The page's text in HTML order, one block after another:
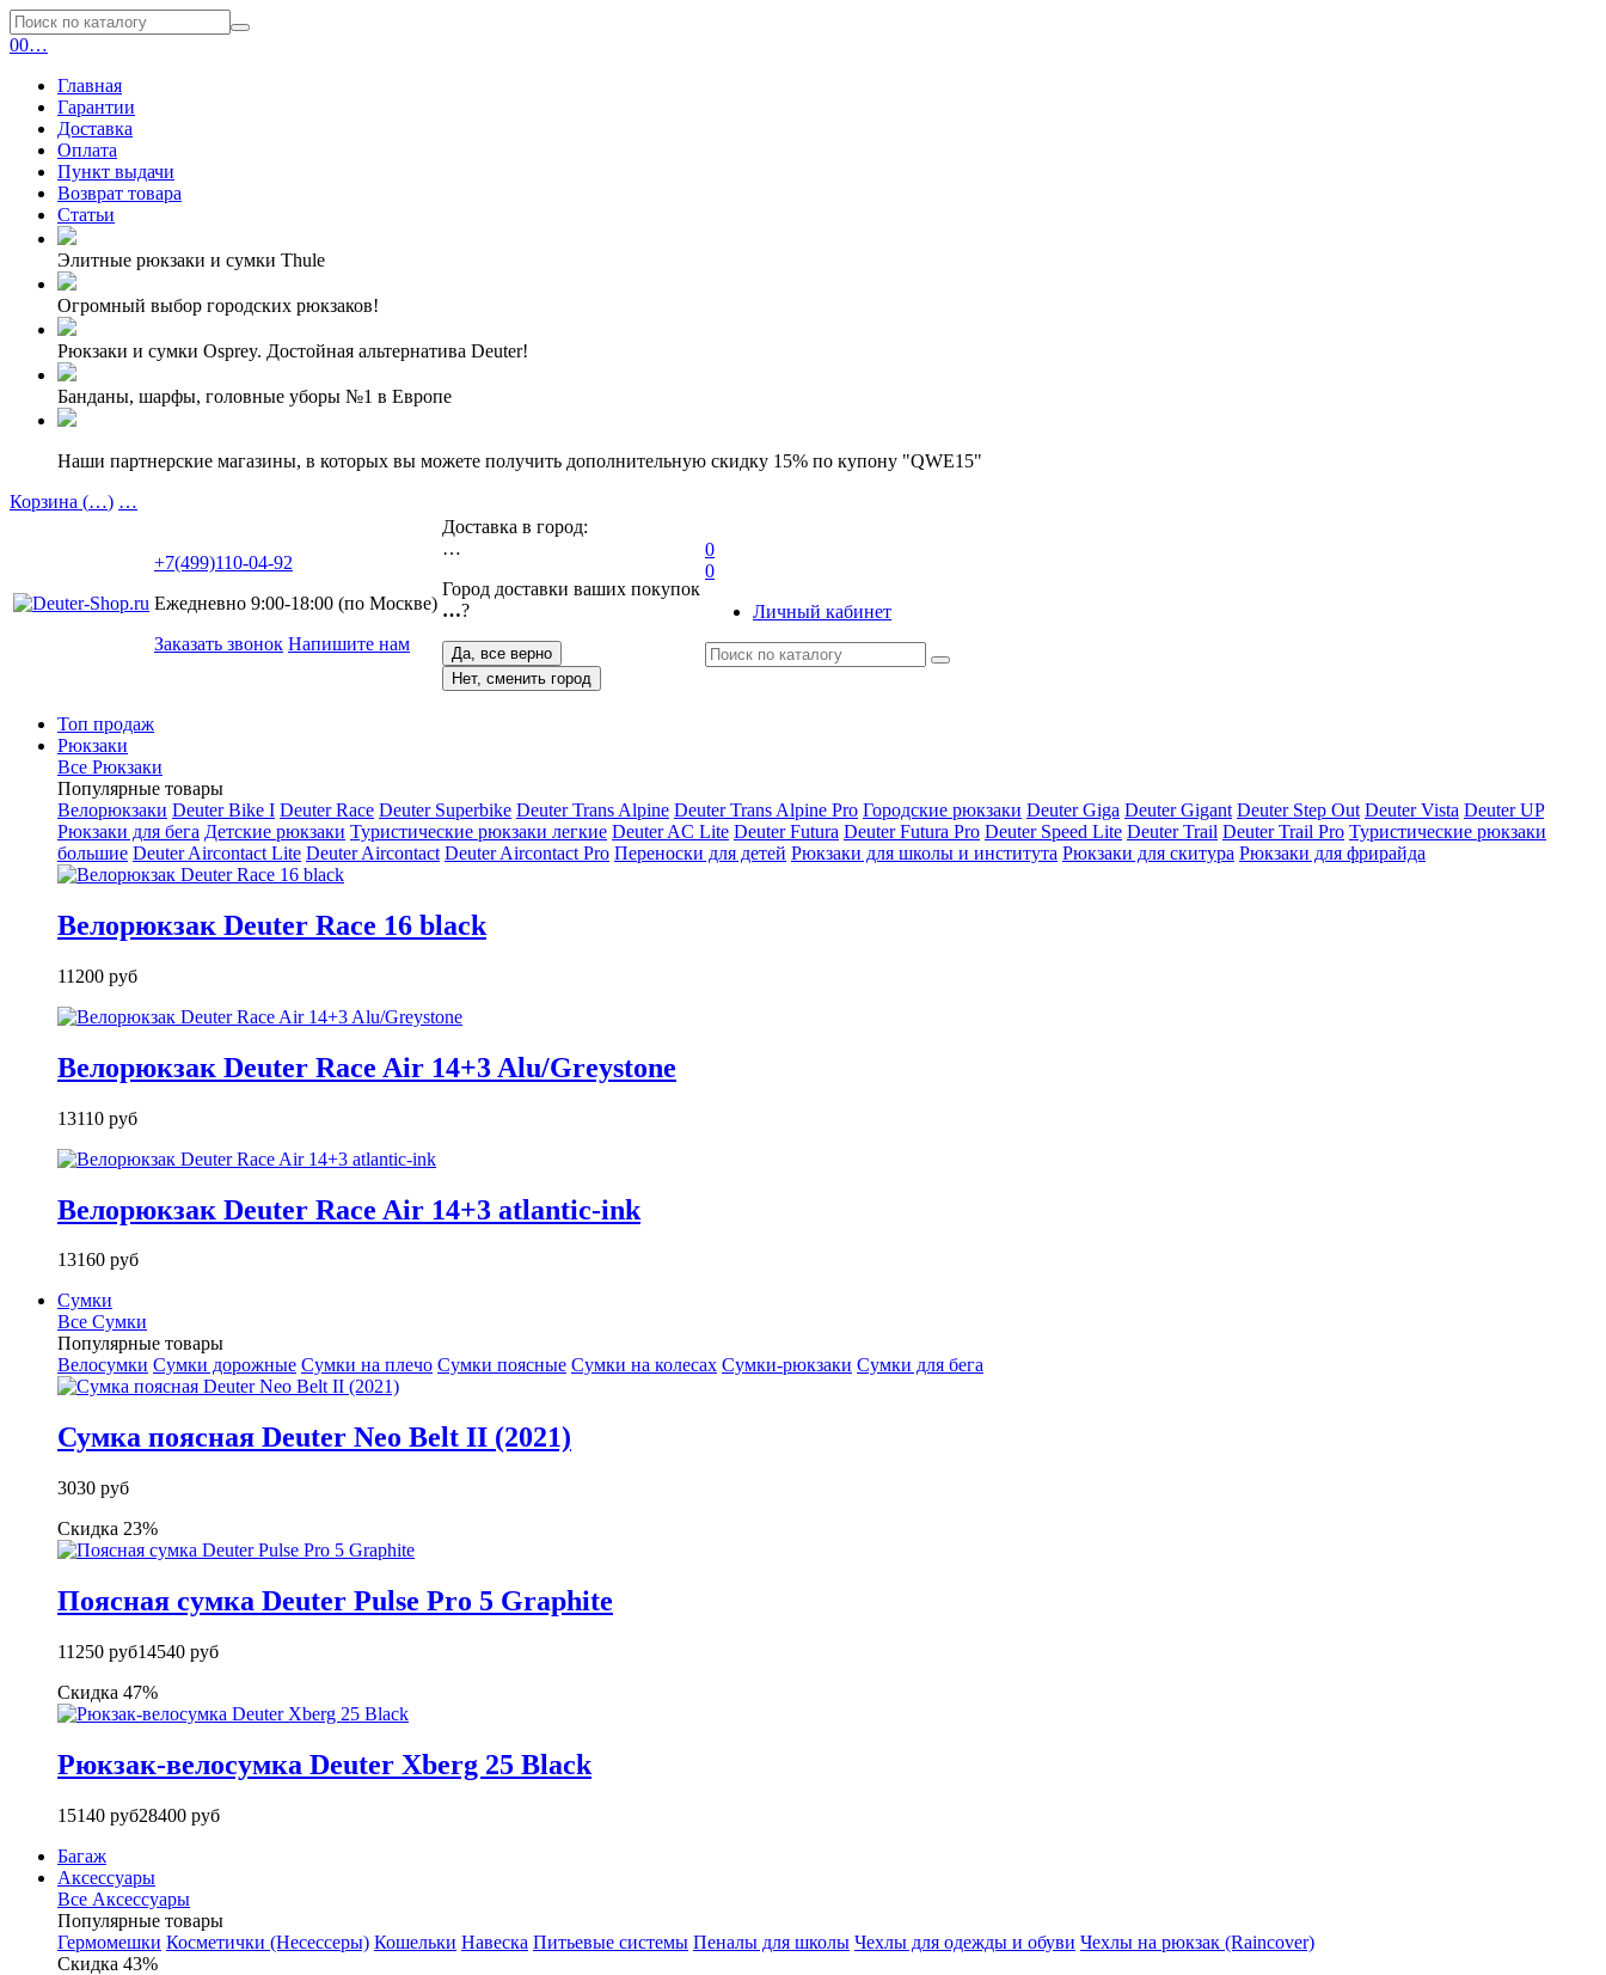
00…
Главная
Гарантии
Доставка
Оплата
Пункт выдачи
Возврат товара
Статьи
Элитные рюкзаки и сумки Thule
Огромный выбор городских рюкзаков!
Рюкзаки и сумки Osprey. Достойная альтернатива Deuter!
Банданы, шарфы, головные уборы №1 в Европе
Наши партнерские магазины, в которых вы можете получить дополнительную скидку 15% по купону "QWE15"
Корзина (…) …
+7(499)110-04-92
Ежедневно 9:00-18:00 (по Москве)
Заказать звонок Напишите нам
Доставка в город:
…
Город доставки ваших покупок
…?
Да, все верно
Нет, сменить город
0
0
Личный кабинет
Топ продаж
Рюкзаки
Все Рюкзаки
Популярные товары
Велорюкзаки Deuter Bike I Deuter Race Deuter Superbike Deuter Trans Alpine Deuter Trans Alpine Pro Городские рюкзаки Deuter Giga Deuter Gigant Deuter Step Out Deuter Vista Deuter UP
Рюкзаки для бега Детские рюкзаки Туристические рюкзаки легкие Deuter AС Lite Deuter Futura Deuter Futura Pro Deuter Speed Lite Deuter Trail Deuter Trail Pro Туристические рюкзаки
большие Deuter Aircontact Lite Deuter Aircontact Deuter Aircontact Pro Переноски для детей Рюкзаки для школы и института Рюкзаки для скитура Рюкзаки для фрирайда
Велорюкзак Deuter Race 16 black
11200 руб
Велорюкзак Deuter Race Air 14+3 Alu/Greystone
13110 руб
Велорюкзак Deuter Race Air 14+3 atlantic-ink
13160 руб
Сумки
Все Сумки
Популярные товары
Велосумки Сумки дорожные Сумки на плечо Сумки поясные Сумки на колесах Сумки-рюкзаки Сумки для бега
Сумка поясная Deuter Neo Belt II (2021)
3030 руб
Скидка 23%
Поясная сумка Deuter Pulse Pro 5 Graphite
11250 руб14540 руб
Скидка 47%
Рюкзак-велосумка Deuter Xberg 25 Black
15140 руб28400 руб
Багаж
Аксессуары
Все Аксессуары
Популярные товары
Гермомешки Косметички (Несессеры) Кошельки Навеска Питьевые системы Пеналы для школы Чехлы для одежды и обуви Чехлы на рюкзак (Raincover)
Скидка 43%